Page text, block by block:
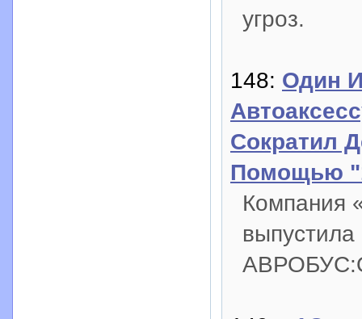
угроз.
148: Один
Сократил
Помощью
Компания